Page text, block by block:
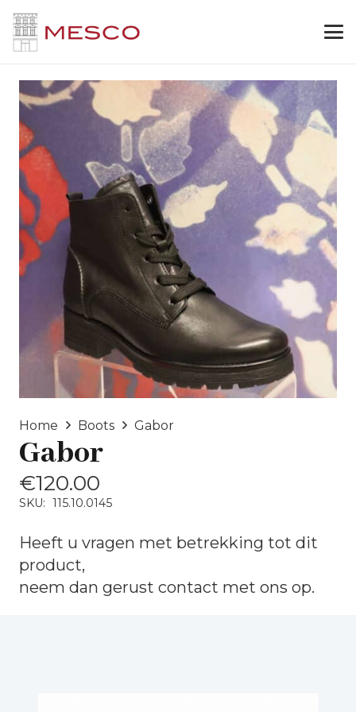
Home Boots Gabor
Gabor
€120.00
SKU: 115.10.0145
Heeft u vragen met betrekking tot dit
product,
neem dan gerust contact met ons op.